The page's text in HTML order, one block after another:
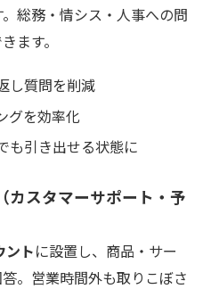
総務・情シス・人事への問
ます。
し質問を削減
グを効率化
も引き出せる状態に
カスタマーサポート・予
ントに設置し、商品・サー
。営業時間外も取りこぼさ